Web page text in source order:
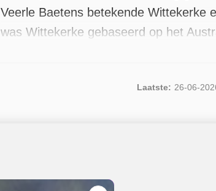
Veerle Baetens betekende Wittekerke
was Wittekerke gebaseerd op het
Laatste: 26-06-